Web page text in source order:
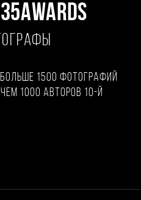
1500 фотографий
1000 авторов 10-й